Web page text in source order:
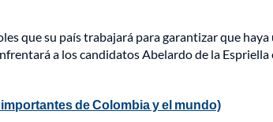
que su país trabajará para garantizar que haya
a los candidatos Abelardo de la Espriella
de Colombia y el mundo)